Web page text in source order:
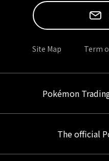
Site Map Term
Pokémon
The official